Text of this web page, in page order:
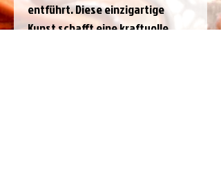
entführt. Diese einzigartige
Kunst schafft eine kraftvolle